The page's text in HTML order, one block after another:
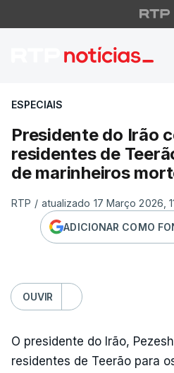
Presidente
ESPECIAIS
Presidente do Irão
residentes de
de marinheiros
RTP / atualizado 17 Março 2026,
ADICIONAR COMO
OUVIR
O presidente do Irão,
residentes de Teerão para